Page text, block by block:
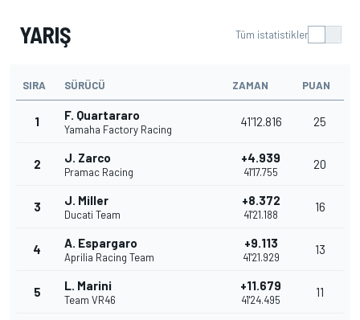
YARIŞ Tüm istatistikler
SIRA SÜRÜCÜ ZAMAN PUAN
1 F. Quartararo
Yamaha Factory Racing
41'12.816 25
2 J. Zarco
Pramac Racing
+4.939
41'17.755
20
3 J. Miller
Ducati Team
+8.372
41'21.188
16
4 A. Espargaro
Aprilia Racing Team
+9.113
41'21.929
13
5 L. Marini
Team VR46
+11.679
41'24.495
11